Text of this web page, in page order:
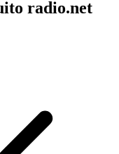
radio.net